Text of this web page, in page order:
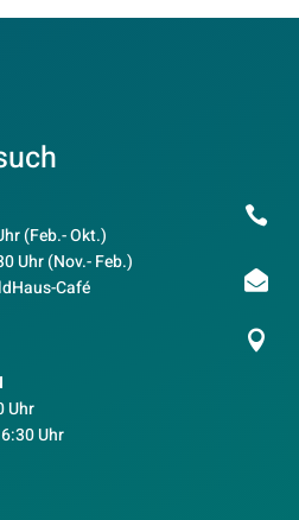
(Feb.- Okt.)
Uhr (Nov.- Feb.)
Café
Uhr
Uhr


